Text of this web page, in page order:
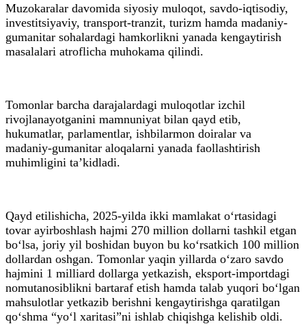
Muzokaralar davomida siyosiy muloqot, savdo-iqtisodiy,
investitsiyaviy, transport-tranzit, turizm hamda madaniy-
gumanitar sohalardagi hamkorlikni yanada kengaytirish
masalalari atroflicha muhokama qilindi.
Tomonlar barcha darajalardagi muloqotlar izchil
rivojlanayotganini mamnuniyat bilan qayd etib,
hukumatlar, parlamentlar, ishbilarmon doiralar va
madaniy-gumanitar aloqalarni yanada faollashtirish
muhimligini ta’kidladi.
Qayd etilishicha, 2025-yilda ikki mamlakat o‘rtasidagi
tovar ayirboshlash hajmi 270 million dollarni tashkil etgan
bo‘lsa, joriy yil boshidan buyon bu ko‘rsatkich 100 million
dollardan oshgan. Tomonlar yaqin yillarda o‘zaro savdo
hajmini 1 milliard dollarga yetkazish, eksport-importdagi
nomutanosiblikni bartaraf etish hamda talab yuqori bo‘lgan
mahsulotlar yetkazib berishni kengaytirishga qaratilgan
qo‘shma “yo‘l xaritasi”ni ishlab chiqishga kelishib oldi.